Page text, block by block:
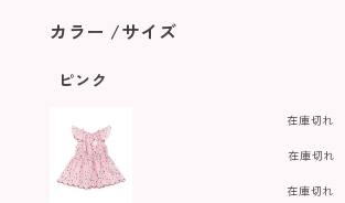
カラー サイズ
ピンク
在庫切れ
在庫切れ
在庫切れ